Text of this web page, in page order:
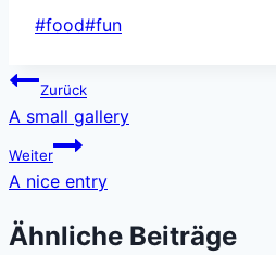
Schlagworte:
#food#fun
Beitragsnavigation
Zurück
A small gallery
Weiter
A nice entry
Ähnliche Beiträge